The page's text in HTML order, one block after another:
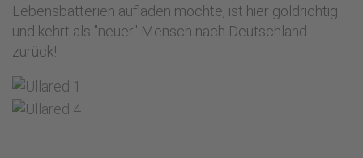
Lebensbatterien aufladen möchte, ist hier goldrichtig
und kehrt als "neuer" Mensch nach Deutschland
zurück!